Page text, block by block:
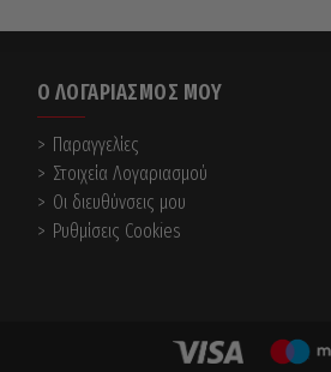
Ο ΛΟΓΑΡΙΑΣΜΌΣ ΜΟΥ
Παραγγελίες
Στοιχεία Λογαριασμού
Οι διευθύνσεις μου
Ρυθμίσεις Cookies